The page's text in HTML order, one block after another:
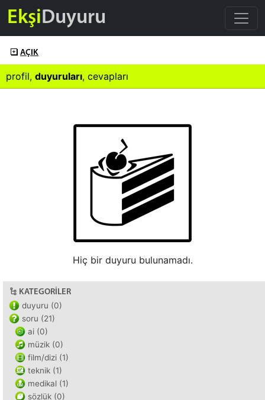
EkşiDuyuru
AÇIK
profil, duyuruları, cevapları
Hiç bir duyuru bulunamadı.
KATEGORILER
duyuru (0)
soru (21)
ai (0)
müzik (0)
film/dizi (1)
teknik (1)
medikal (1)
sözlük (0)